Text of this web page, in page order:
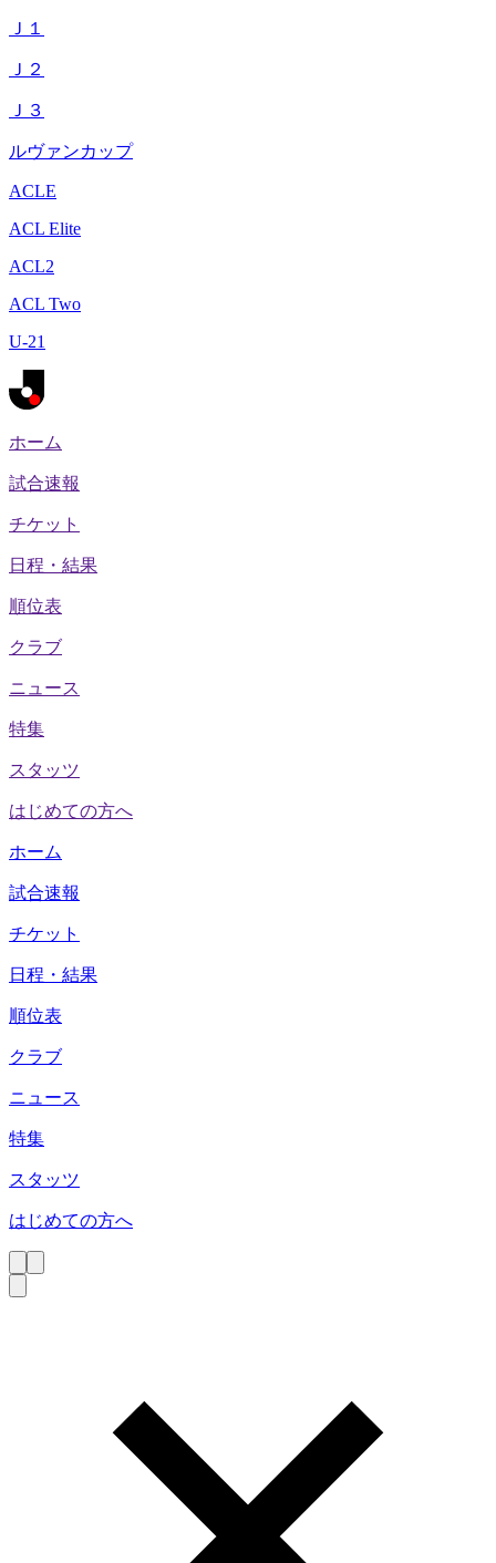
Ｊ１
Ｊ２
Ｊ３
ルヴァンカップ
ACLE
ACL Elite
ACL2
ACL Two
U-21
ホーム
試合速報
チケット
日程・結果
順位表
クラブ
ニュース
特集
スタッツ
はじめての方へ
ホーム
試合速報
チケット
日程・結果
順位表
クラブ
ニュース
特集
スタッツ
はじめての方へ